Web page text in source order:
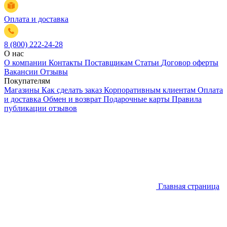
Оплата и доставка
8 (800) 222-24-28
О нас
О компании Контакты Поставщикам Статьи Договор оферты
Вакансии Отзывы
Покупателям
Магазины Как сделать заказ Корпоративным клиентам Оплата
и доставка Обмен и возврат Подарочные карты Правила
публикации отзывов
Главная страница